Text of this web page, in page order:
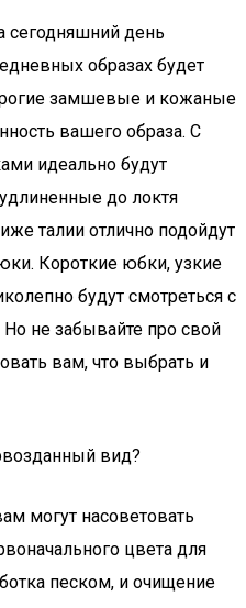
сегодняшний день
образах будет
замшевые и кожаные
вашего образа. С
идеально будут
до локтя
талии отлично подойдут
Короткие юбки, узкие
будут смотреться с
не забывайте про свой
вам, что выбрать и
вид?
могут насоветовать
цвета для
песком, и очищение